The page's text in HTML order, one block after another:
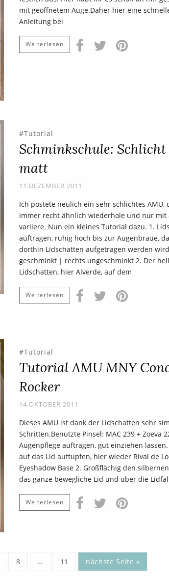
mit geöffnetem Auge.Daher hier eine
Anleitung bei
Weiterlesen
Tutorial
Schminkschule:
matt
11.DEZEMBER 2011
Ich postete neulich ein sehr schlichtes AMU,
immer recht ähnlich wiederhole und nur mit
variiere. Nun ein kleines Tutorial dazu. 1.
auftragen, ruhig hoch bis zur Augenbraue,
dorthin Lidschatten aufgetragen werden
geschminkt | rechts ungeschminkt 2. Der
Lidschatten, hier Alverde, auf dem
Weiterlesen
Tutorial
Tutorial AMU MNY
Rocker
14.OKTOBER 2011
Dieses AMU ist dank der Lidschatten sehr
Schritten.Benutzte Pinsel: MAC 239 + Zoeva
Augenpflege auftragen, gut einziehen
auf das Lid auftupfen, hier wieder Rival de
Eyeshadow Base 2. Großflächig den
das ganze bewegliche Lid und über die
Weiterlesen
8 … 11 nächste Seite »